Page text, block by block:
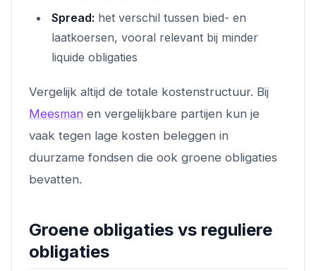
Spread: het verschil tussen bied- en
laatkoersen, vooral relevant bij minder
liquide obligaties
Vergelijk altijd de totale kostenstructuur. Bij
Meesman en vergelijkbare partijen kun je
vaak tegen lage kosten beleggen in
duurzame fondsen die ook groene obligaties
bevatten.
Groene obligaties vs reguliere
obligaties